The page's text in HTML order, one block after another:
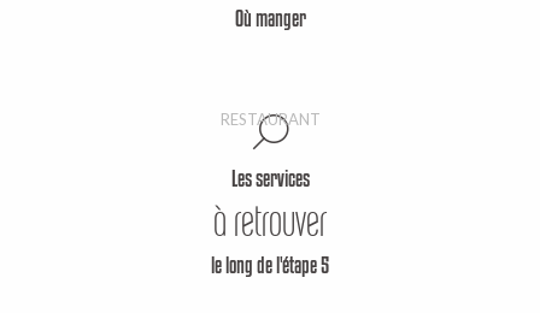
Où manger
RESTAURANT
Les services
à retrouver
le long de l'étape 5
Etang de Coux : Aire de pique-
nique